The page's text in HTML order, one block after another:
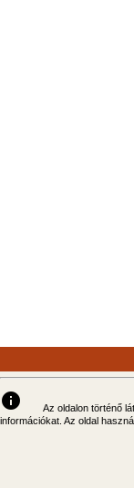
info
Az oldalon történő
információkat. Az oldal